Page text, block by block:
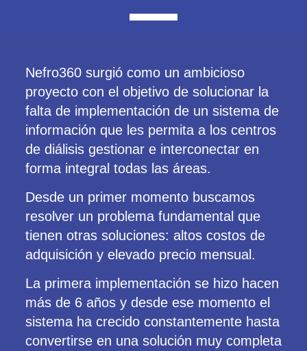
Nefro360 surgió como un ambicioso
proyecto con el objetivo de solucionar la
falta de implementación de un sistema de
información que les permita a los centros
de diálisis gestionar e interconectar en
forma integral todas las áreas.
Desde un primer momento buscamos
resolver un problema fundamental que
tienen otras soluciones: altos costos de
adquisición y elevado precio mensual.
La primera implementación se hizo hacen
más de 6 años y desde ese momento el
sistema ha crecido constantemente hasta
convertirse en una solución muy completa